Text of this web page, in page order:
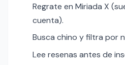
Regrate en Miriada X
cuenta).
Busca chino y filtra por
Lee resenas antes de